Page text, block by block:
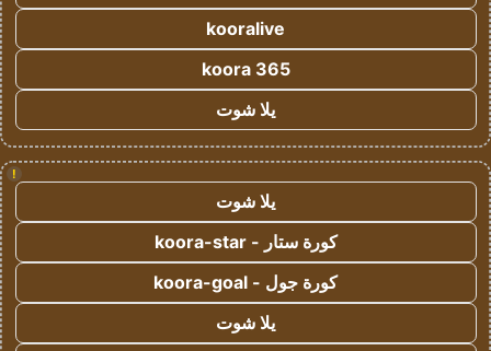
kooralive
koora 365
يلا شوت
!
يلا شوت
كورة ستار - koora-star
كورة جول - koora-goal
يلا شوت